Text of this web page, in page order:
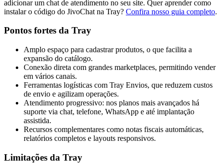
adicionar um chat de atendimento no seu site. Quer aprender como
instalar o código do JivoChat na Tray? Confira nosso guia completo.
Pontos fortes da Tray
Amplo espaço para cadastrar produtos, o que facilita a
expansão do catálogo.
Conexão direta com grandes marketplaces, permitindo vender
em vários canais.
Ferramentas logísticas com Tray Envios, que reduzem custos
de envio e agilizam operações.
Atendimento progressivo: nos planos mais avançados há
suporte via chat, telefone, WhatsApp e até implantação
assistida.
Recursos complementares como notas fiscais automáticas,
relatórios completos e layouts responsivos.
Limitações da Tray